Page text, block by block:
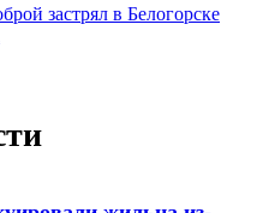
застрял в Белогорске